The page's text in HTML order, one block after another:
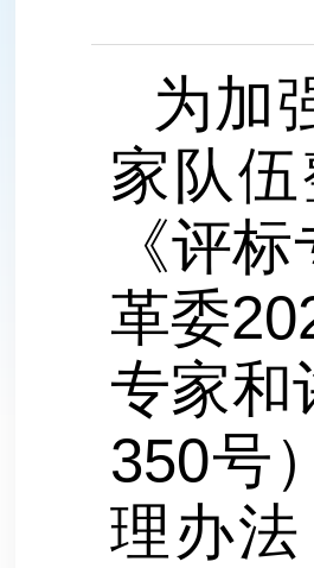
为加
家队
《评
革委
专家和
350号
理办